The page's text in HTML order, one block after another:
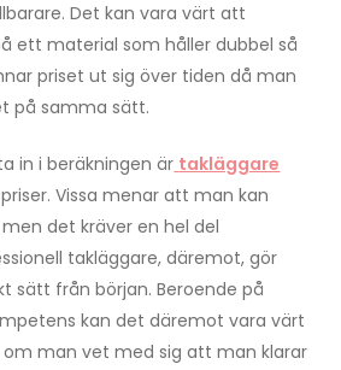
Det kan vara värt att
ett material som håller dubbel så
priset ut sig över tiden då man
på samma sätt.
in i beräkningen är takläggare
Vissa menar att man kan
det kräver en hel del
takläggare, däremot, gör
sätt från början. Beroende på
kan det däremot vara värt
man vet med sig att man klarar